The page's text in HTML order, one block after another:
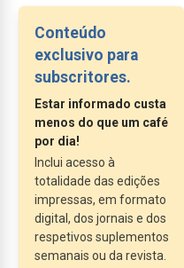
Bretanha que
utilizavam o transporte
escolar, promovido
pela Junta de
Freguesia, ficaram
apeadas. Isto porque,
após uma vistoria
realizada logo a seguir
a terem tomado
posse, o novo
executivo, liderado por
Conteúdo
exclusivo para
subscritores.
Estar informado custa
menos do que um café
por dia!
Inclui acesso à
totalidade das edições
impressas, em formato
digital, dos jornais e dos
respetivos suplementos
semanais ou da revista.